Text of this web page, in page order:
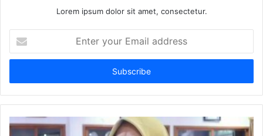
Lorem ipsum dolor sit amet, consectetur.
your
Email